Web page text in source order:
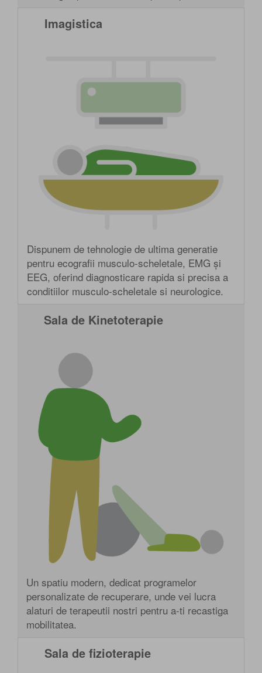
Imagistica
Dispunem de tehnologie de ultima generatie
pentru ecografii musculo-scheletale, EMG și
EEG, oferind diagnosticare rapida si precisa a
conditiilor musculo-scheletale si neurologice.
Sala de Kinetoterapie
Un spatiu modern, dedicat programelor
personalizate de recuperare, unde vei lucra
alaturi de terapeutii nostri pentru a-ti recastiga
mobilitatea.
Sala de fizioterapie